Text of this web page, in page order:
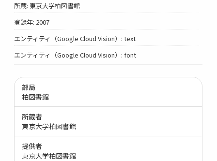
所蔵: 東京大学柏図書館
登録年: 2007
エンティティ（Google Cloud Vision）: text
エンティティ（Google Cloud Vision）: font
部局
柏図書館
所蔵者
東京大学柏図書館
提供者
東京大学柏図書館